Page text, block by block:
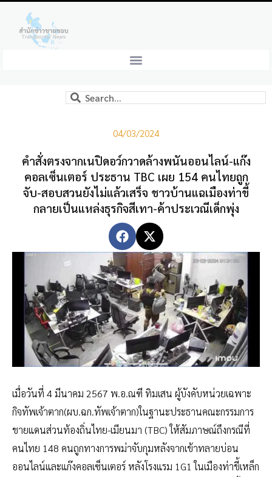
04/03/2024
คำสั่งตรงจากเนปิดอว์กวาดล้างพนันออนไลน์-แก๊ง
คอลเซ็นเตอร์ ประธาน TBC เผย 154 คนไทยถูก
จับ-สอบสวนยังไม่แล้วเสร็จ ชาวบ้านแฉเมืองท่าขี้
กลายเป็นแหล่งธุรกิจสีเทา-ค้าประเวณีเด็กพุ่ง
เมื่อวันที่ 4 มีนาคม 2567 พ.อ.ณฑี ทิมเสน ผู้บังคับหน่วยเฉพาะ
กิจทัพเจ้าตาก(ผบ.ฉก.ทัพเจ้าตาก)ในฐานะประธานคณะกรรมการ
ชายแดนส่วนท้องถิ่นไทย-เมียนมา (TBC) ให้สัมภาษณ์ถึงกรณีที่
คนไทย 148 คนถูกทางการพม่าจับกุมหลังจากเข้าทลายบ่อน
ออนไลน์และแก๊งคอลเซ็นเตอร์ หลังโรงแรม 1G1 ในเมืองท่าขี้เหล็ก